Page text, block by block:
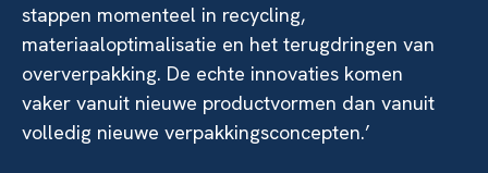
stappen momenteel in recycling,
materiaaloptimalisatie en het terugdringen van
oververpakking. De echte innovaties komen
vaker vanuit nieuwe productvormen dan vanuit
volledig nieuwe verpakkingsconcepten.’